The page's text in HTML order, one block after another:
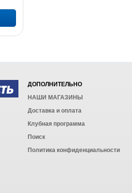
ДОПОЛНИТЕЛЬНО
НАШИ МАГАЗИНЫ
Доставка и оплата
Клубная программа
Поиск
Политика конфиденциальности